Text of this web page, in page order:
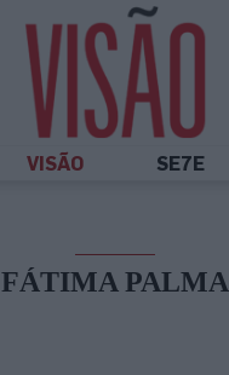
VISÃO SE7E
FÁTIMA PALMA